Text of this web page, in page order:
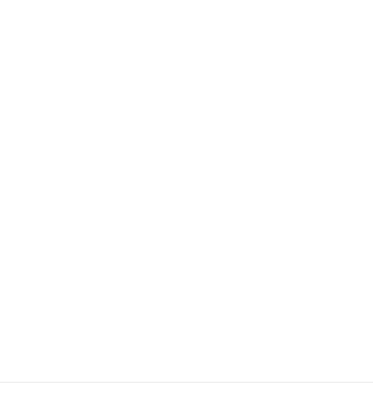
SINTERKLAASINTOCHT 20 NOVEMBER